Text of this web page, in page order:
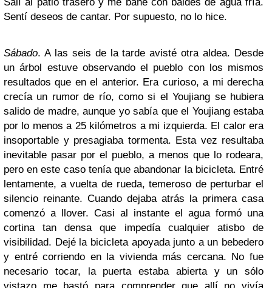
Sentí deseos de cantar. Por supuesto, no lo hice.
Sábado. A las seis de la tarde avisté otra aldea. Desde
un árbol estuve observando el pueblo con los mismos
resultados que en el anterior. Era curioso, a mi derecha
crecía un rumor de río, como si el Youjiang se hubiera
salido de madre, aunque yo sabía que el Youjiang estaba
por lo menos a 25 kilómetros a mi izquierda. El calor era
insoportable y presagiaba tormenta. Esta vez resultaba
inevitable pasar por el pueblo, a menos que lo rodeara,
pero en este caso tenía que abandonar la bicicleta. Entré
lentamente, a vuelta de rueda, temeroso de perturbar el
silencio reinante. Cuando dejaba atrás la primera casa
comenzó a llover. Casi al instante el agua formó una
cortina tan densa que impedía cualquier atisbo de
visibilidad. Dejé la bicicleta apoyada junto a un bebedero
y entré corriendo en la vivienda más cercana. No fue
necesario tocar, la puerta estaba abierta y un sólo